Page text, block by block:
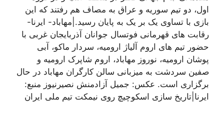
اول، دو تیم سوریه و عراق به مصاف هم رفتند که این
بازی با تساوی یک بر یک به پایان رسید.|مهاباد- ایرنا-
رقابت های قهرمانی فوتسال جوانان آذربایجان غربی با
حضور تیم های اروم آلیاژ ارومیه، سردار ماکو، آبی
پوشان ارومیه، نوروز مهاباد، اروم شاپرک ارومیه و
صفین سردشت به میزبانی سالن کارگران مهاباد در حال
برگزاری است. عکس: جمیل آزادمنش نصیرنیوز منبع:
ایرنا|تاریخ سازی اسکوچیچ روی نیمکت تیم ملی ایران